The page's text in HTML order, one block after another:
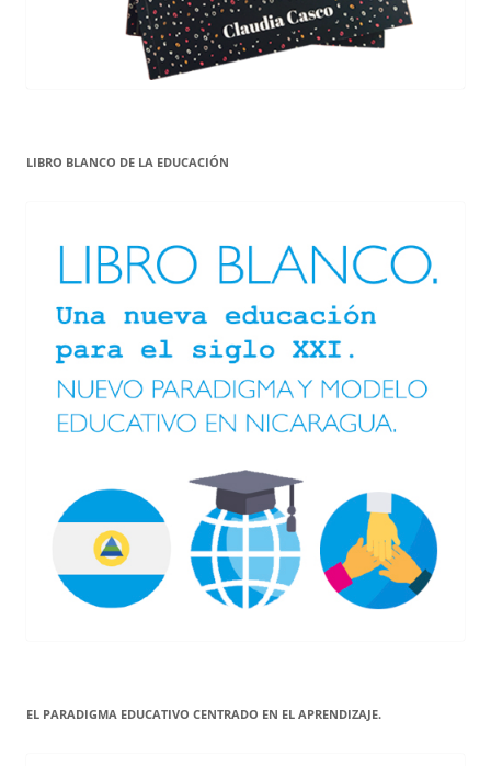
LIBRO BLANCO DE LA EDUCACIÓN
EL PARADIGMA EDUCATIVO CENTRADO EN EL APRENDIZAJE.